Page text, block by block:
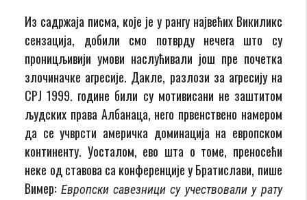
Из садржаја писма, које је у рангу највећих Викиликс
сензација, добили смо потврду нечега што су
проницљивији умови наслућивали још пре почетка
злочиначке агресије. Дакле, разлози за агресију на
СРЈ 1999. године били су мотивисани не заштитом
људских права Албанаца, него првенствено намером
да се учврсти америчка доминација на европском
континенту. Уосталом, ево шта о томе, преносећи
неке од ставова са конференције у Братислави, пише
Вимер: Европски савезници су учествовали у рату